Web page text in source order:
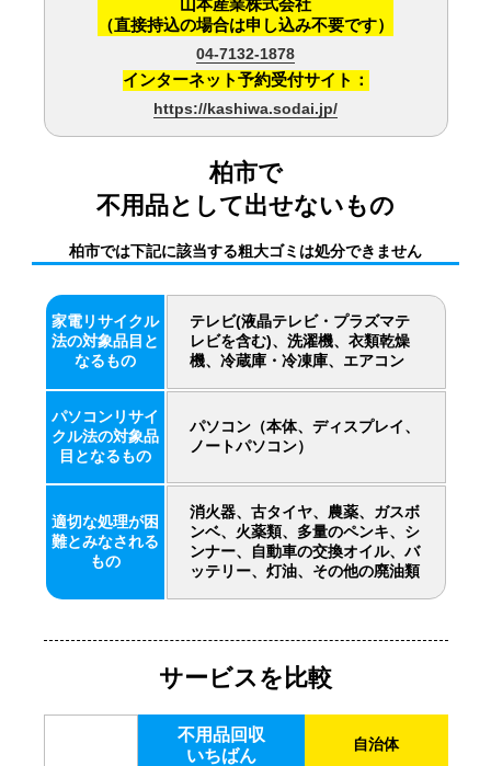
（直接持込の場合は申し込み不要です）
04-7132-1878
インターネット予約受付サイト：
https://kashiwa.sodai.jp/
柏市で
不用品として出せないもの
柏市では下記に該当する粗大ゴミは処分できません
家電リサイクル
法の対象品目と
なるもの
テレビ(液晶テレビ・プラズマテ
レビを含む)、洗濯機、衣類乾燥
機、冷蔵庫・冷凍庫、エアコン
パソコンリサイ
クル法の対象品
目となるもの
パソコン（本体、ディスプレイ、
ノートパソコン）
適切な処理が困
難とみなされる
もの
消火器、古タイヤ、農薬、ガスボ
ンベ、火薬類、多量のペンキ、シ
ンナー、自動車の交換オイル、バ
ッテリー、灯油、その他の廃油類
サービスを比較
不用品回収
いちばん
自治体